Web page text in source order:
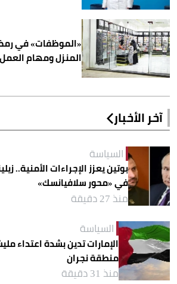
«الموظفات» في
المنزل ومهام العمل
آخر الأخبار
السياسة
بوتين يعزز الإجراءات
في «محور سلافيانسك»
منذ 27 دقيقة
السياسة
الإمارات تدين بشدة اعتداء
منطقة نجران
منذ 31 دقيقة